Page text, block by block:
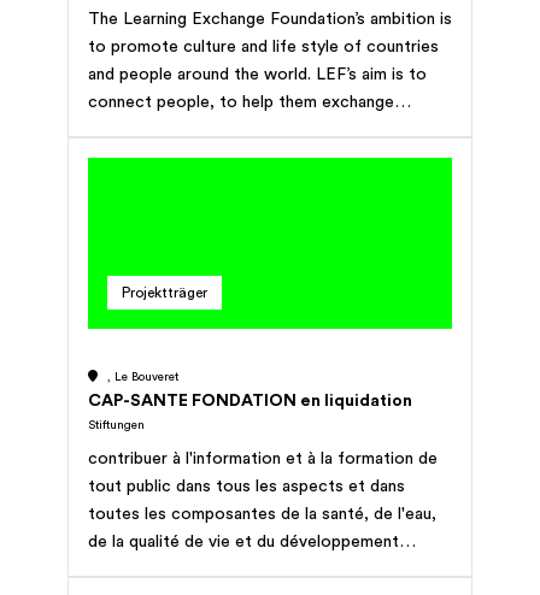
The Learning Exchange Foundation’s ambition is
to promote culture and life style of countries
and people around the world. LEF’s aim is to
connect people, to help them exchange
learning.
Projektträger
, Le Bouveret
CAP-SANTE FONDATION en liquidation
Stiftungen
contribuer à l'information et à la formation de
tout public dans tous les aspects et dans
toutes les composantes de la santé, de l'eau,
de la qualité de vie et du développement